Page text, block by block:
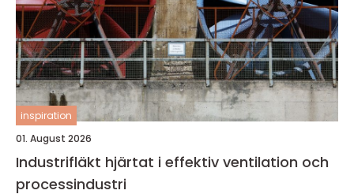
inspiration
01. August 2026
Industrifläkt hjärtat i effektiv ventilation och
processindustri